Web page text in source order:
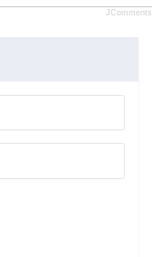
JComments